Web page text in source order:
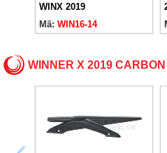
WINX 2019
Mã: WIN16-14
WINNER X 2019 CARBON